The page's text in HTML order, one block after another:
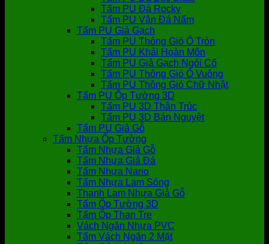
Tấm PU Đá Rocky
Tấm PU Vân Đá Nấm
Tấm PU Giả Gạch
Tấm PU Thông Gió Ô Tròn
Tấm PU Khải Hoàn Môn
Tấm PU Giả Gạch Ngói Cổ
Tấm PU Thông Gió Ô Vuông
Tấm PU Thông Gió Chữ Nhật
Tấm PU Ốp Tường 3D
Tấm PU 3D Thân Trúc
Tấm PU 3D Bán Nguyệt
Tấm PU Giả Gỗ
Tấm Nhựa Ốp Tường
Tấm Nhựa Giả Gỗ
Tấm Nhựa Giả Đá
Tấm Nhựa Nano
Tấm Nhựa Lam Sóng
Thanh Lam Nhựa Giả Gỗ
Tấm Ốp Tường 3D
Tấm Ốp Than Tre
Vách Ngăn Nhựa PVC
Tấm Vách Ngăn 2 Mặt